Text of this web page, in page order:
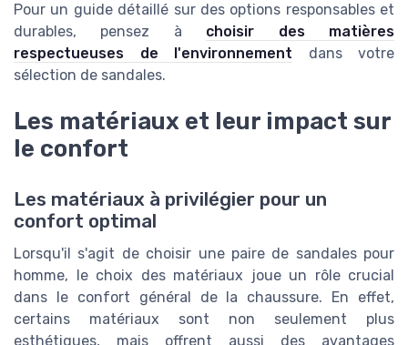
Pour un guide détaillé sur des options responsables et
durables, pensez à choisir des matières
respectueuses de l'environnement dans votre
sélection de sandales.
Les matériaux et leur impact sur
le confort
Les matériaux à privilégier pour un
confort optimal
Lorsqu'il s'agit de choisir une paire de sandales pour
homme, le choix des matériaux joue un rôle crucial
dans le confort général de la chaussure. En effet,
certains matériaux sont non seulement plus
esthétiques, mais offrent aussi des avantages